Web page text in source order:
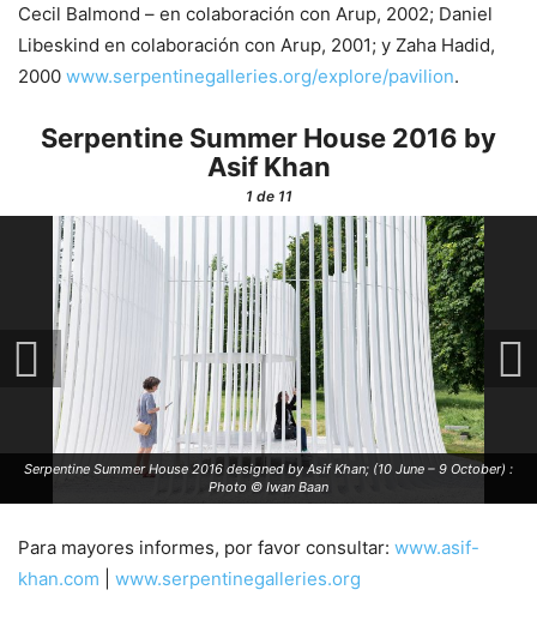
Cecil Balmond – en colaboración con Arup, 2002; Daniel
Libeskind en colaboración con Arup, 2001; y Zaha Hadid,
2000 www.serpentinegalleries.org/explore/pavilion.
Serpentine Summer House 2016 by
Asif Khan
1de 11
Serpentine Summer House 2016 designed by Asif Khan; (10 June – 9 October) :
Photo © Iwan Baan
Para mayores informes, por favor consultar: www.asif-
khan.com
www.serpentinegalleries.org